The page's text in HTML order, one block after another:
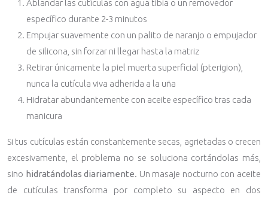
Ablandar las cutículas con agua tibia o un removedor
específico durante 2-3 minutos
Empujar suavemente con un palito de naranjo o empujador
de silicona, sin forzar ni llegar hasta la matriz
Retirar únicamente la piel muerta superficial (pterigion),
nunca la cutícula viva adherida a la uña
Hidratar abundantemente con aceite específico tras cada
manicura
Si tus cutículas están constantemente secas, agrietadas o crecen
excesivamente, el problema no se soluciona cortándolas más,
sino hidratándolas diariamente. Un masaje nocturno con aceite
de cutículas transforma por completo su aspecto en dos